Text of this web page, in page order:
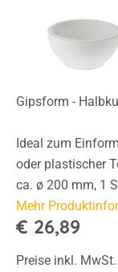
Gipsform -
Ideal zum
oder plastischer
ca. ø 200 mm, 1
Mehr
€ 26,89
Preise inkl.